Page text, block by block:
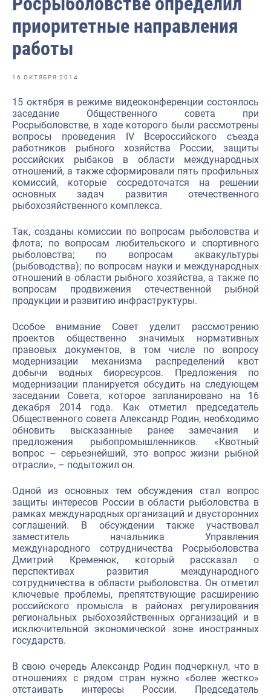
Отраслевые СМИ
Выставки и конференции
Научно-практическая литература
Рыбоохрана России
Отрасль в цифрах
Инфографика
Большая африканская экспедиция
Укрепление духовно-нравственных ценностей
События в России и мире
приоритетные направления
работы
16 ОКТЯБРЯ 2014
15 октября в режиме видеоконференции состоялось
заседание Общественного совета при
Росрыболовстве, в ходе которого были рассмотрены
вопросы проведения IV Всероссийского съезда
работников рыбного хозяйства России, защиты
российских рыбаков в области международных
отношений, а также сформировали пять профильных
комиссий, которые сосредоточатся на решении
основных задач развития отечественного
рыбохозяйственного комплекса.
Так, созданы комиссии по вопросам рыболовства и
флота; по вопросам любительского и спортивного
рыболовства; по вопросам аквакультуры
(рыбоводства); по вопросам науки и международных
отношений в области рыбного хозяйства, а также по
вопросам продвижения отечественной рыбной
продукции и развитию инфраструктуры.
Особое внимание Совет уделит рассмотрению
проектов общественно значимых нормативных
правовых документов, в том числе по вопросу
модернизации механизма распределений квот
добычи водных биоресурсов. Предложения по
модернизации планируется обсудить на следующем
заседании Совета, которое запланировано на 16
декабря 2014 года. Как отметил председатель
Общественного совета Александр Родин, необходимо
обновить высказанные ранее замечания и
предложения рыбопромышленников. «Квотный
вопрос – серьезнейший, это вопрос жизни рыбной
отрасли», – подытожил он.
Одной из основных тем обсуждения стал вопрос
защиты интересов России в области рыболовства в
рамках международных организаций и двусторонних
соглашений. В обсуждении также участвовал
заместитель начальника Управления
международного сотрудничества Росрыболовства
Дмитрий Кременюк, который рассказал о
перспективах развития международного
сотрудничества в области рыболовства. Он отметил
ключевые проблемы, препятствующие расширению
российского промысла в районах регулирования
региональных рыбохозяйственных организаций и в
исключительной экономической зоне иностранных
государств.
В свою очередь Александр Родин подчеркнул, что в
отношениях с рядом стран нужно «более жестко»
отстаивать интересы России. Председатель